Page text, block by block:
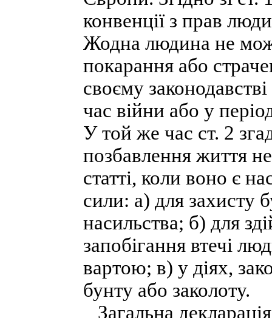
конвенції з прав
Жодна людина не
покарання або
своєму
час війни або у
У той же час ст. 2
позбавлення життя
статті, коли воно є
сили: а) для захисту
насильства; б) для
запобігання втечі
вартою; в) у діях,
бунту або заколоту.
Загальна